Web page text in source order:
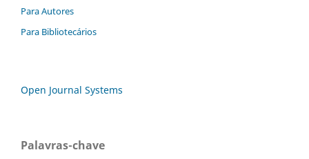
Para Autores
Para Bibliotecários
Open Journal Systems
Palavras-chave